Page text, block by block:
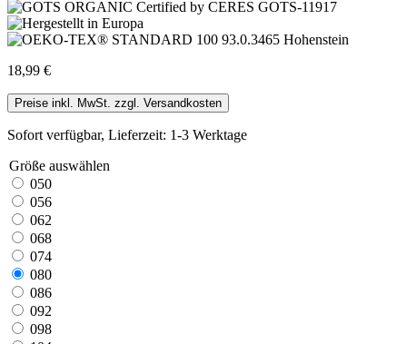
18,99 €
Preise inkl. MwSt. zzgl. Versandkosten
Sofort verfügbar, Lieferzeit: 1-3 Werktage
Größe auswählen
050
056
062
068
074
080
086
092
098